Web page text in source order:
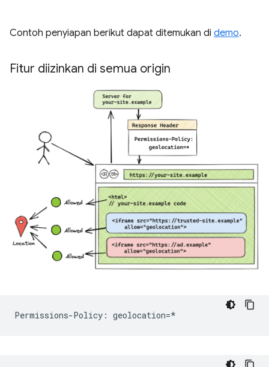
Contoh penyiapan berikut dapat ditemukan di demo.
Fitur diizinkan di semua origin